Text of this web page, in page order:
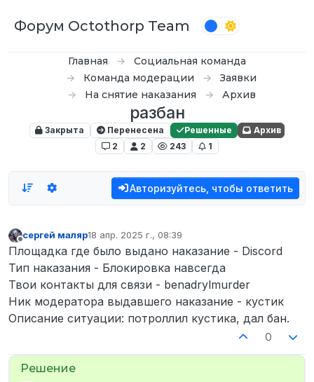
Форум Octothorp Team
Главная
Социальная команда
Команда модерации
Заявки
На снятие наказания
Архив
разбан
Закрыта Перенесена Решенные
Архив
2
2 243 1
Авторизуйтесь, чтобы ответить
сергей маляр18 апр. 2025 г., 08:39
отредактировано
Площадка где было выдано наказание - Discord
Тип наказания - Блокировка навсегда
Твои контакты для связи - benadrylmurder
Ник модератора выдавшего наказание - кустик
Описание ситуации: потроллил кустика, дал бан.
0